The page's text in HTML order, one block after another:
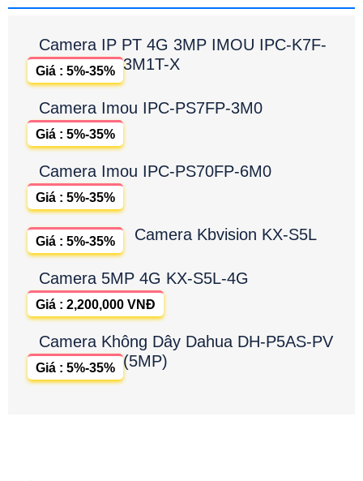
Camera IP PT 4G 3MP IMOU IPC-K7F-
3M1T-X
Giá : 5%-35%
Camera Imou IPC-PS7FP-3M0
Giá : 5%-35%
Camera Imou IPC-PS70FP-6M0
Giá : 5%-35%
Camera Kbvision KX-S5L
Giá : 5%-35%
Camera 5MP 4G KX-S5L-4G
Giá : 2,200,000 VNĐ
Camera Không Dây Dahua DH-P5AS-PV
(5MP)
Giá : 5%-35%